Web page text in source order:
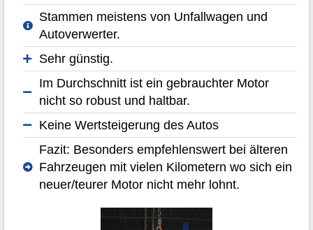
Stammen meistens von Unfallwagen und
Autoverwerter.
Sehr günstig.
Im Durchschnitt ist ein gebrauchter Motor
nicht so robust und haltbar.
Keine Wertsteigerung des Autos
Fazit: Besonders empfehlenswert bei älteren
Fahrzeugen mit vielen Kilometern wo sich ein
neuer/teurer Motor nicht mehr lohnt.